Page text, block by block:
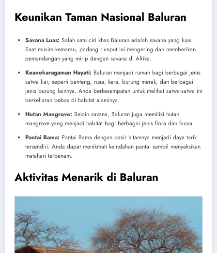
Keunikan Taman Nasional Baluran
Savana Luas: Salah satu ciri khas Baluran adalah savana yang luas.
Saat musim kemarau, padang rumput ini mengering dan memberikan
pemandangan yang mirip dengan savana di Afrika.
Keanekaragaman Hayati: Baluran menjadi rumah bagi berbagai jenis
satwa liar, seperti banteng, rusa, kera, burung merak, dan berbagai
jenis burung lainnya. Anda berkesempatan untuk melihat satwa-satwa ini
berkeliaran bebas di habitat alaminya.
Hutan Mangrove: Selain savana, Baluran juga memiliki hutan
mangrove yang menjadi habitat bagi berbagai jenis flora dan fauna.
Pantai Bama: Pantai Bama dengan pasir hitamnya menjadi daya tarik
tersendiri. Anda dapat menikmati keindahan pantai sambil menyaksikan
matahari terbenam.
Aktivitas Menarik di Baluran